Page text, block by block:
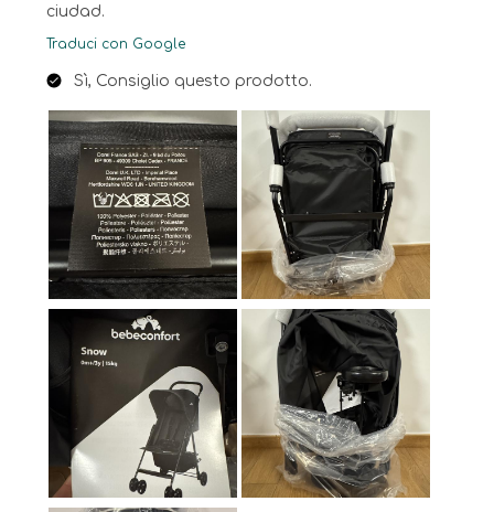
ciudad.
Traduci con Google
Sì, Consiglio questo prodotto.